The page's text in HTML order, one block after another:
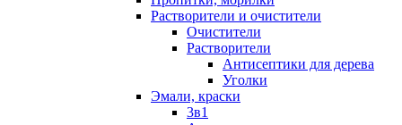
Растворители и очистители
Очистители
Растворители
Антисептики для дерева
Уголки
Эмали, краски
3в1